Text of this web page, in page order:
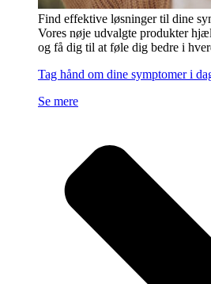
Find effektive løsninger til dine
Vores nøje udvalgte produkter
og få dig til at føle dig bedre i
Tag hånd om dine symptomer i
Se mere